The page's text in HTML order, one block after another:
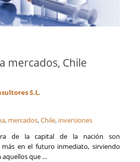
mercados, Chile
S.L.
, mercados,Chile, inversiones
de la capital de la nación son
en el futuro inmediato, sirviendo
que ...